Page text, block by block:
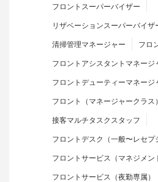
フロントスーパーバイザー
リザベーションスーパーバイザ
清掃管理マネージャー
フロ
フロントアシスタントマネージ
フロントデューティーマネージ
フロント（マネージャークラス）
接客マルチタスクスタッフ
フロントデスク（一般〜レセプ
フロントサービス（マネジメン
フロントサービス（夜勤専属）